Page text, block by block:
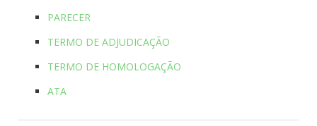
PARECER
TERMO DE ADJUDICAÇÃO
TERMO DE HOMOLOGAÇÃO
ATA